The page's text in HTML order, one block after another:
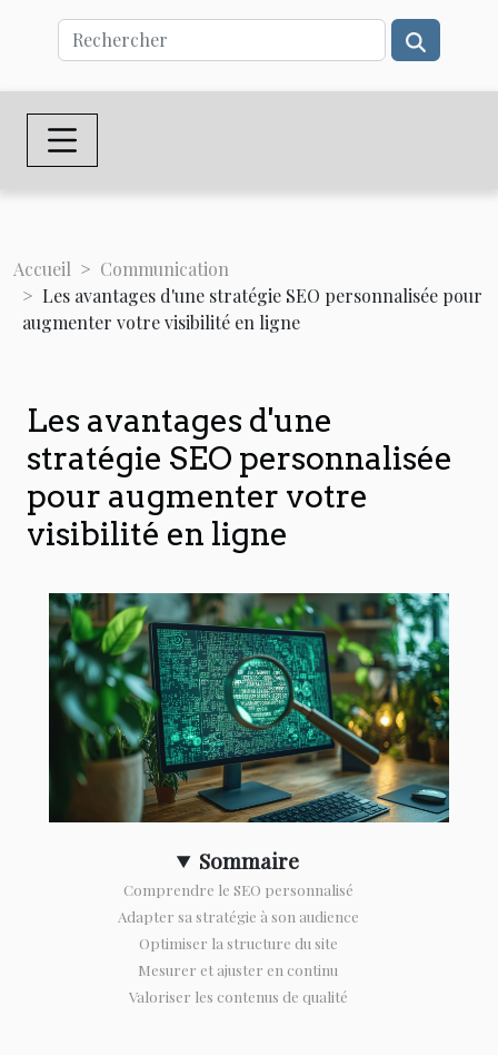
Accueil
Communication
Les avantages d'une stratégie SEO personnalisée pour
augmenter votre visibilité en ligne
Les avantages d'une
stratégie SEO personnalisée
pour augmenter votre
visibilité en ligne
Sommaire
Comprendre le SEO personnalisé
Adapter sa stratégie à son audience
Optimiser la structure du site
Mesurer et ajuster en continu
Valoriser les contenus de qualité